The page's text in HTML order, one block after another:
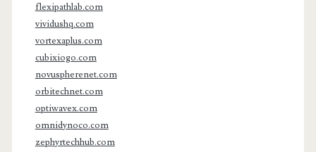
flexipathlab.com
vividushq.com
vortexaplus.com
cubixiogo.com
novuspherenet.com
orbitechnet.com
optiwavex.com
omnidynoco.com
zephyrtechhub.com